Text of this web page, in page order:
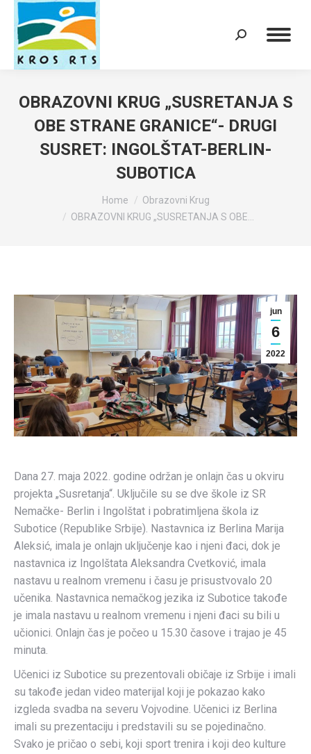
Search:
OBRAZOVNI KRUG „SUSRETANJA S
OBE STRANE GRANICE“- DRUGI
SUSRET: INGOLŠTAT-BERLIN-
SUBOTICA
Home
Obrazovni Krug
OBRAZOVNI KRUG „SUSRETANJA S OBE…
jun
6
2022
Dana 27. maja 2022. godine održan je onlajn čas u okviru
projekta „Susretanja“. Uključile su se dve škole iz SR
Nemačke- Berlin i Ingolštat i pobratimljena škola iz
Subotice (Republike Srbije). Nastavnica iz Berlina Marija
Aleksić, imala je onlajn uključenje kao i njeni đaci, dok je
nastavnica iz Ingolštata Aleksandra Cvetković, imala
nastavu u realnom vremenu i času je prisustvovalo 20
učenika. Nastavnica nemačkog jezika iz Subotice takođe
je imala nastavu u realnom vremenu i njeni đaci su bili u
učionici. Onlajn čas je počeo u 15.30 časove i trajao je 45
minuta.
Učenici iz Subotice su prezentovali običaje iz Srbije i imali
su takođe jedan video materijal koji je pokazao kako
izgleda svadba na severu Vojvodine. Učenici iz Berlina
imali su prezentaciju i predstavili su se pojedinačno.
Svako je pričao o sebi, koji sport trenira i koji deo kulture